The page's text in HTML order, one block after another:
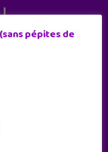
pépites de